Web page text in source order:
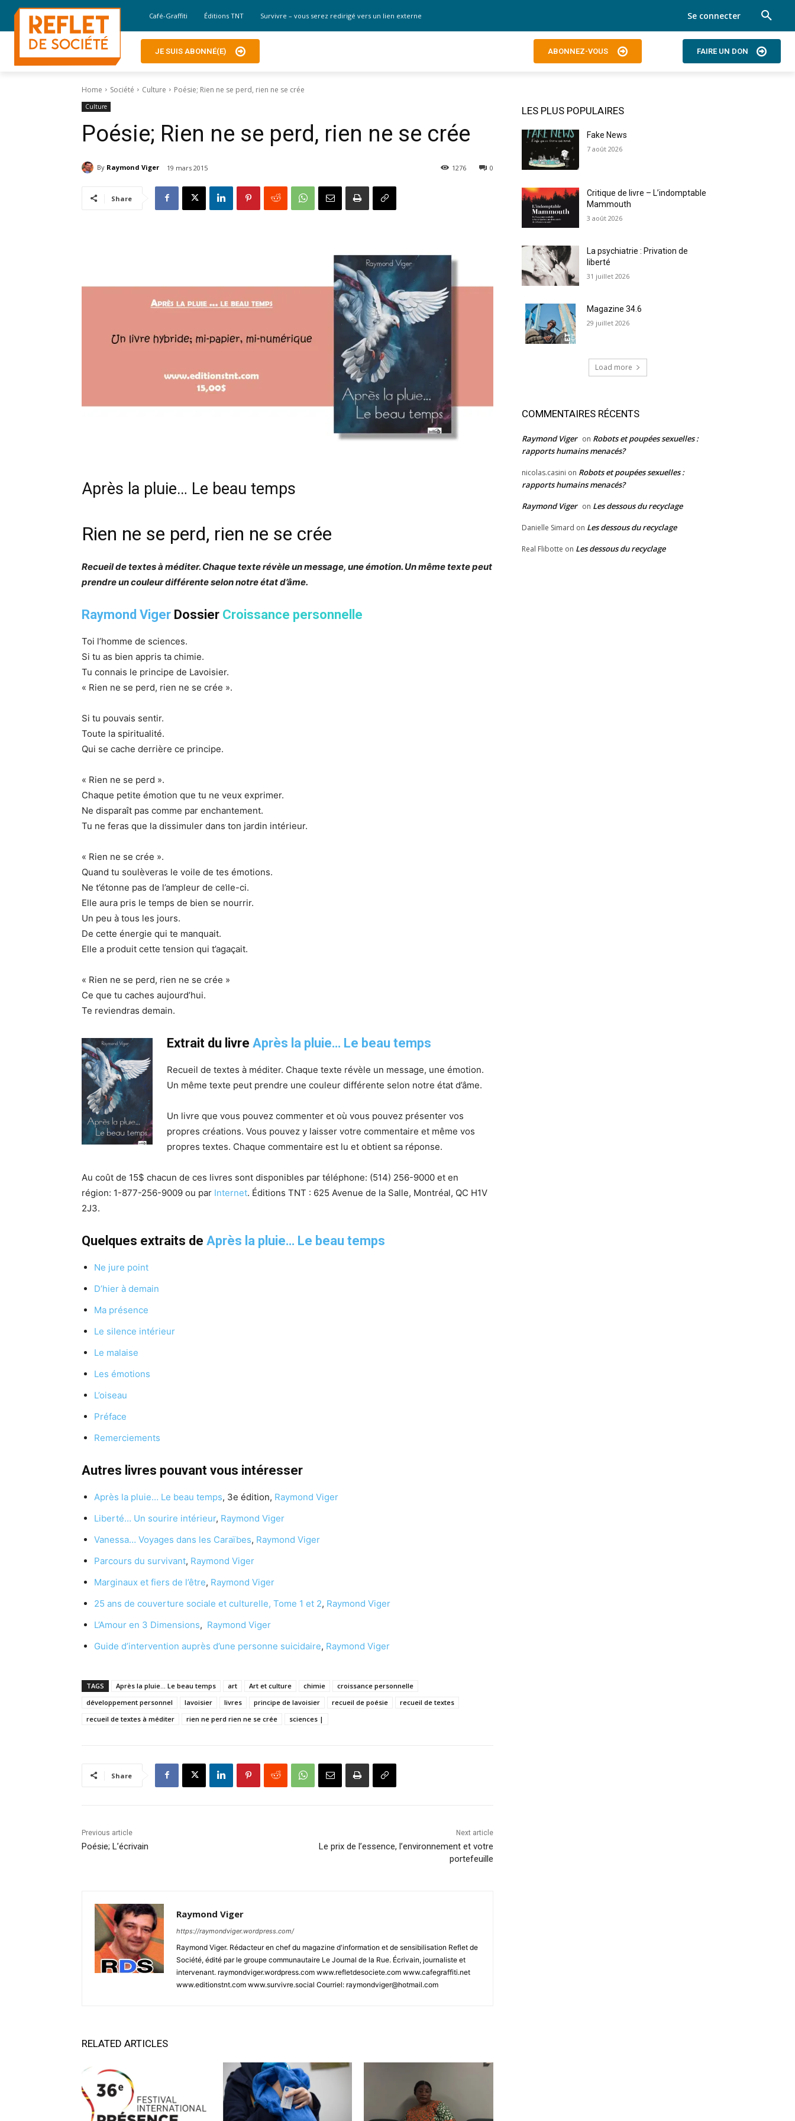
Café-Graffiti Éditions TNT Survivre – vous serez redirigé vers un lien externe Se connecter
JE SUIS ABONNÉ(E) ABONNEZ-VOUS FAIRE UN DON
Home Société Culture Poésie; Rien ne se perd, rien ne se crée
Culture
Poésie; Rien ne se perd, rien ne se crée
By Raymond Viger 19 mars 2015 0
1276
Share
Après la pluie… Le beau temps
Rien ne se perd, rien ne se crée
Recueil de textes à méditer. Chaque texte révèle un message, une émotion. Un même texte peut
prendre un couleur différente selon notre état d’âme.
Raymond Viger Dossier Croissance personnelle
Toi l’homme de sciences.
Si tu as bien appris ta chimie.
Tu connais le principe de Lavoisier.
« Rien ne se perd, rien ne se crée ».
Si tu pouvais sentir.
Toute la spiritualité.
Qui se cache derrière ce principe.
« Rien ne se perd ».
Chaque petite émotion que tu ne veux exprimer.
Ne disparaît pas comme par enchantement.
Tu ne feras que la dissimuler dans ton jardin intérieur.
« Rien ne se crée ».
Quand tu soulèveras le voile de tes émotions.
Ne t’étonne pas de l’ampleur de celle-ci.
Elle aura pris le temps de bien se nourrir.
Un peu à tous les jours.
De cette énergie qui te manquait.
Elle a produit cette tension qui t’agaçait.
« Rien ne se perd, rien ne se crée »
Ce que tu caches aujourd’hui.
Te reviendras demain.
Extrait du livre Après la pluie… Le beau temps
Recueil de textes à méditer. Chaque texte révèle un message, une émotion.
Un même texte peut prendre une couleur différente selon notre état d’âme.
Un livre que vous pouvez commenter et où vous pouvez présenter vos
propres créations. Vous pouvez y laisser votre commentaire et même vos
propres textes. Chaque commentaire est lu et obtient sa réponse.
Au coût de 15$ chacun de ces livres sont disponibles par téléphone: (514) 256-9000 et en
région: 1-877-256-9009 ou par Internet. Éditions TNT : 625 Avenue de la Salle, Montréal, QC H1V
2J3.
Quelques extraits de Après la pluie… Le beau temps
Ne jure point
D’hier à demain
Ma présence
Le silence intérieur
Le malaise
Les émotions
L’oiseau
Préface
Remerciements
Autres livres pouvant vous intéresser
Après la pluie… Le beau temps, 3e édition, Raymond Viger
Liberté… Un sourire intérieur, Raymond Viger
Vanessa… Voyages dans les Caraïbes, Raymond Viger
Parcours du survivant, Raymond Viger
Marginaux et fiers de l’être, Raymond Viger
25 ans de couverture sociale et culturelle, Tome 1 et 2, Raymond Viger
L’Amour en 3 Dimensions, Raymond Viger
Guide d’intervention auprès d’une personne suicidaire, Raymond Viger
TAGS Après la pluie... Le beau temps art Art et culture chimie
croissance personnelle
développement personnel
lavoisier livres principe de lavoisier recueil de poésie
recueil de textes
recueil de textes à méditer
rien ne perd rien ne se crée sciences |
Share
Previous article
Poésie; L’écrivain
Next article
Le prix de l’essence, l’environnement et votre
portefeuille
Raymond Viger
https://raymondviger.wordpress.com/
Raymond Viger. Rédacteur en chef du magazine d'information et de sensibilisation Reflet de
Société, édité par le groupe communautaire Le Journal de la Rue. Écrivain, journaliste et
intervenant. raymondviger.wordpress.com www.refletdesociete.com www.cafegraffiti.net
www.editionstnt.com www.survivre.social Courriel: raymondviger@hotmail.com
RELATED ARTICLES
LES PLUS POPULAIRES
Fake News
7 août 2026
Critique de livre – L’indomptable
Mammouth
3 août 2026
La psychiatrie : Privation de
liberté
31 juillet 2026
Magazine 34.6
29 juillet 2026
Load more
COMMENTAIRES RÉCENTS
Raymond Viger on Robots et poupées sexuelles :
rapports humains menacés?
nicolas.casini on Robots et poupées sexuelles :
rapports humains menacés?
Raymond Viger on Les dessous du recyclage
Danielle Simard on Les dessous du recyclage
Real Flibotte on Les dessous du recyclage